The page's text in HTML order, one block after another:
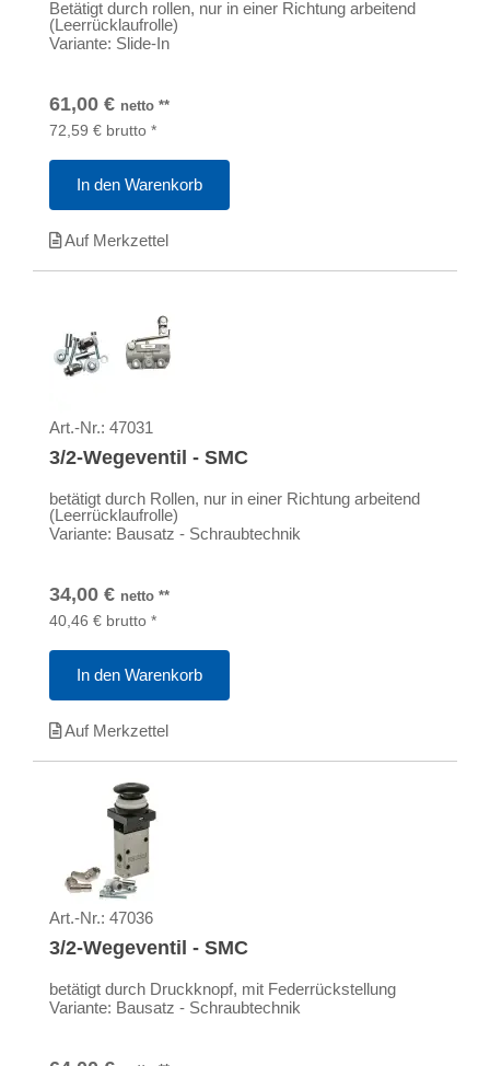
Betätigt durch rollen, nur in einer Richtung arbeitend
(Leerrücklaufrolle)
Variante: Slide-In
61,00 € netto **
72,59 € brutto *
In den Warenkorb
Auf Merkzettel
Art.-Nr.: 47031
3/2-Wegeventil - SMC
betätigt durch Rollen, nur in einer Richtung arbeitend
(Leerrücklaufrolle)
Variante: Bausatz - Schraubtechnik
34,00 € netto **
40,46 € brutto *
In den Warenkorb
Auf Merkzettel
Art.-Nr.: 47036
3/2-Wegeventil - SMC
betätigt durch Druckknopf, mit Federrückstellung
Variante: Bausatz - Schraubtechnik